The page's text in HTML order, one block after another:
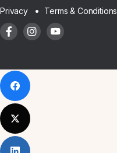
Privacy Terms & Conditions